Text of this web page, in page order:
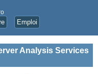
Emploi
Analysis Services